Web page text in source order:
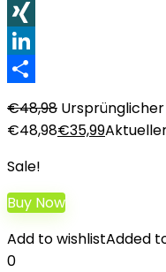
WhatsApp
XING
LinkedIn
€48,98
€48,98€35,99
Sale!
Buy Now
Add to wishlistAdded
0